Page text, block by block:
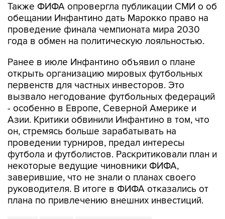
Также ФИФА опровергла публикации СМИ о об
обещании Инфантино дать Марокко право на
проведение финала чемпионата мира 2030
года в обмен на политическую лояльностью.
Ранее в июле Инфантино объявил о плане
открыть организацию мировых футбольных
первенств для частных инвесторов. Это
вызвало негодование футбольных федераций
- особенно в Европе, Северной Америке и
Азии. Критики обвинили Инфантино в том, что
он, стремясь больше зарабатывать на
проведении турниров, предал интересы
футбола и футболистов. Раскритиковали план и
некоторые ведущие чиновники ФИФА,
заверившие, что не знали о планах своего
руководителя. В итоге в ФИФА отказались от
плана по привлечению внешних инвестиций.